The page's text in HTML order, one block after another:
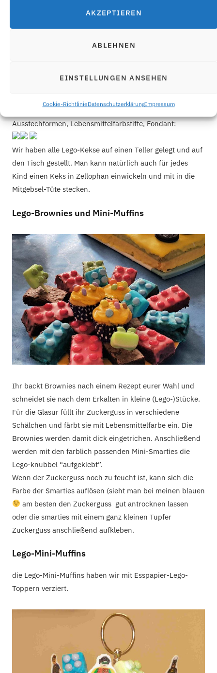
AKZEPTIEREN
ABLEHNEN
EINSTELLUNGEN ANSEHEN
Cookie-RichtlinieDatenschutzerklärungImpressum
Ausstechformen, Lebensmittelfarbstifte, Fondant:
Wir haben alle Lego-Kekse auf einen Teller gelegt und auf
den Tisch gestellt. Man kann natürlich auch für jedes
Kind einen Keks in Zellophan einwickeln und mit in die
Mitgebsel-Tüte stecken.
Lego-Brownies und Mini-Muffins
Ihr backt Brownies nach einem Rezept eurer Wahl und
schneidet sie nach dem Erkalten in kleine (Lego-)Stücke.
Für die Glasur füllt ihr Zuckerguss in verschiedene
Schälchen und färbt sie mit Lebensmittelfarbe ein. Die
Brownies werden damit dick eingetrichen. Anschließend
werden mit den farblich passenden Mini-Smarties die
Lego-knubbel “aufgeklebt”.
​Wenn der Zuckerguss noch zu feucht ist, kann sich die
Farbe der Smarties auflösen (sieht man bei meinen blauen
am besten den Zuckerguss gut antrocknen lassen
oder die smarties mit einem ganz kleinen Tupfer
Zuckerguss anschließend aufkleben.
Lego-Mini-Muffins
die Lego-Mini-Muffins haben wir mit Esspapier-Lego-
Toppern verziert.